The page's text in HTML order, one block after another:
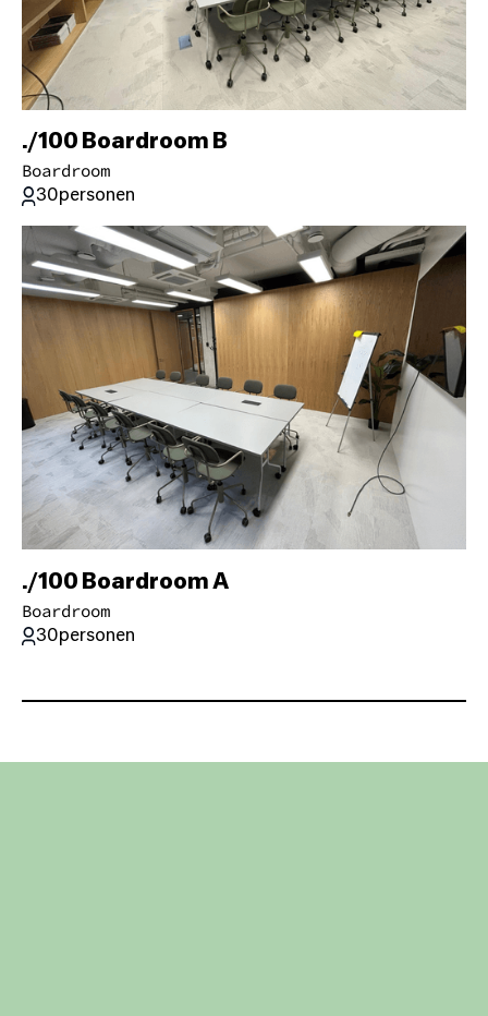
./100 Boardroom B
Boardroom
30personen
./100 Boardroom A
Boardroom
30personen